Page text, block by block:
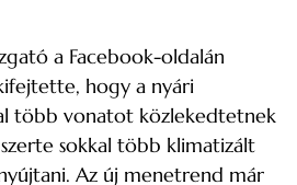
a Facebook-oldalán
hogy a nyári
több vonatot közlekedtetnek
sokkal több klimatizált
Az új menetrend már